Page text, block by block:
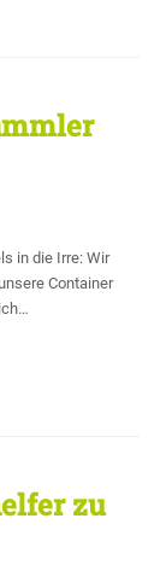
in die Irre: Wir
Container
zu